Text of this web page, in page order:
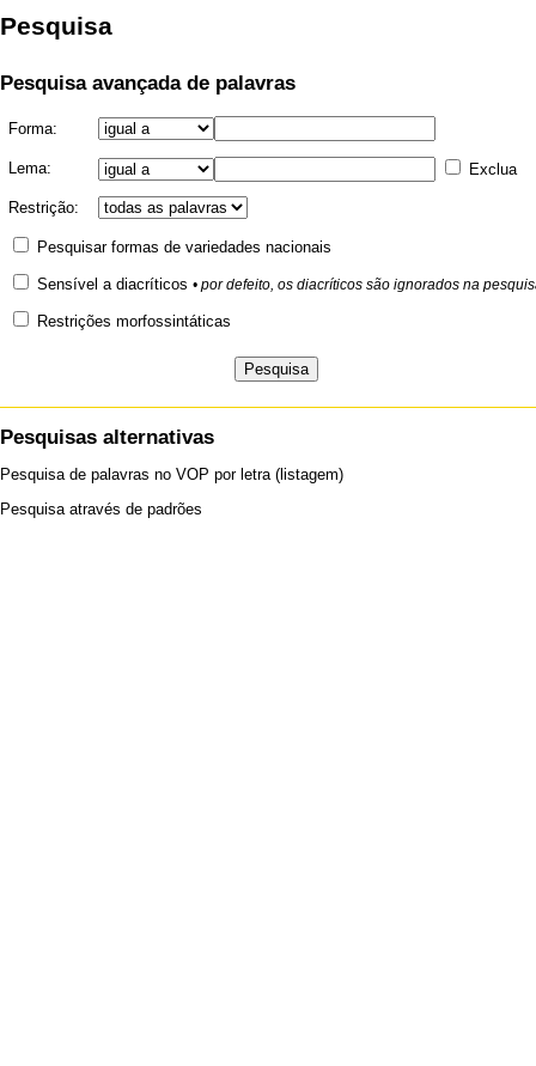
Pesquisa
Pesquisa avançada de palavras
Forma:
Lema: Exclua
Restrição:
Pesquisar formas de variedades nacionais
Sensível a diacríticos • por defeito, os diacríticos são ignorados na
Restrições morfossintáticas
Pesquisas alternativas
Pesquisa de palavras no VOP por letra (listagem)
Pesquisa através de padrões